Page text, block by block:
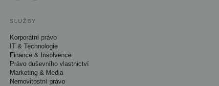
SLUŽBY
Korporátní právo
IT & Technologie
Finance & Insolvence
Právo duševního vlastnictví
Marketing & Media
Nemovitostní právo